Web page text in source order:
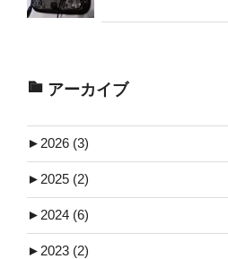
アーカイブ
► 2026 (3)
► 2025 (2)
► 2024 (6)
► 2023 (2)